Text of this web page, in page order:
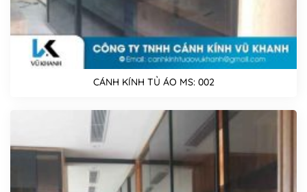
CÁNH KÍNH TỦ ÁO MS: 002